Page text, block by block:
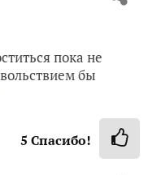
пока не
бы
5 Спасибо!